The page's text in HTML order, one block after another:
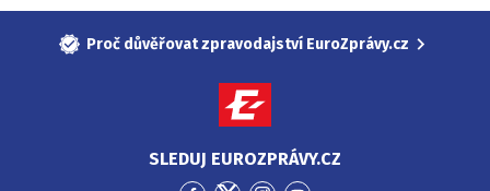
Proč důvěřovat zpravodajství EuroZprávy.cz
SLEDUJ EUROZPRÁVY.CZ